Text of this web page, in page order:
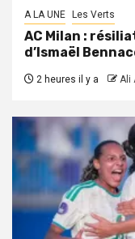
A LA UNE Les Verts
AC Milan :
d’Ismaël
2 heures il y a Ali